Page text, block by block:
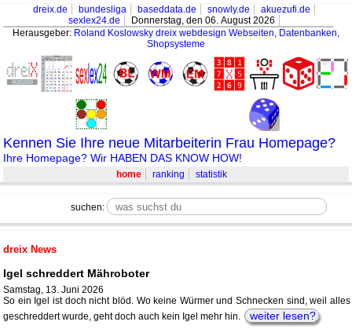
dreix.de bundesliga baseddata.de snowly.de
akuezufi.de
sexlex24.de
Donnerstag, den 06. August 2026
Herausgeber: Roland Koslowsky dreix webdesign Webseiten, Datenbanken,
Shopsysteme
Kennen Sie Ihre neue Mitarbeiterin Frau Homepage?
Ihre Homepage? Wir HABEN DAS KNOW HOW!
home ranking statistik
suchen:
dreix News
Igel schreddert Mähroboter
Samstag, 13. Juni 2026
So ein Igel ist doch nicht blöd. Wo keine Würmer und Schnecken sind, weil alles
geschreddert wurde, geht doch auch kein Igel mehr hin.
weiter lesen?